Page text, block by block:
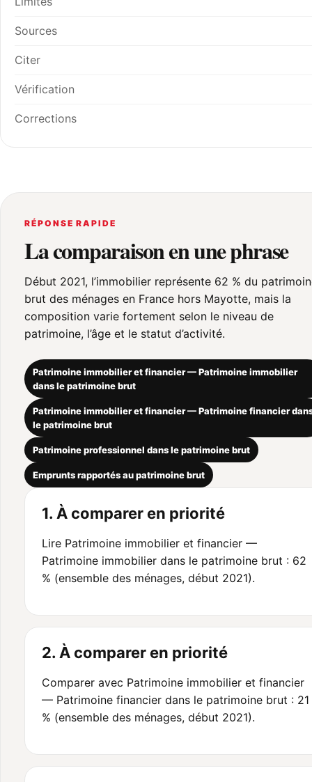
Sources
Citer
Vérification
Corrections
RÉPONSE RAPIDE
La comparaison en une phrase
Début 2021, l’immobilier représente 62 % du
brut des ménages en France hors Mayotte, mais la
composition varie fortement selon le niveau de
patrimoine, l’âge et le statut d’activité.
Patrimoine immobilier et financier — Patrimoine immobilier
dans le patrimoine brut
Patrimoine immobilier et financier — Patrimoine financier
le patrimoine brut
Patrimoine professionnel dans le patrimoine brut
Emprunts rapportés au patrimoine brut
1. À comparer en priorité
Lire Patrimoine immobilier et financier —
Patrimoine immobilier dans le patrimoine brut : 62
% (ensemble des ménages, début 2021).
2. À comparer en priorité
Comparer avec Patrimoine immobilier et financier
— Patrimoine financier dans le patrimoine brut : 21
% (ensemble des ménages, début 2021).